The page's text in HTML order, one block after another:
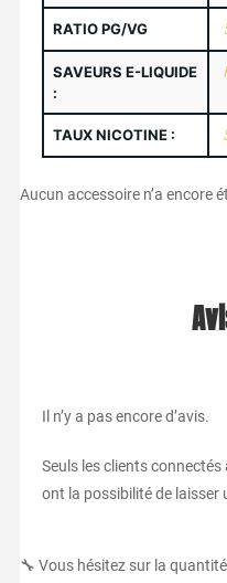
RATIO PG/VG
SAVEURS E-LIQUIDE
:
TAUX NICOTINE :
Aucun accessoire n’a encore
Il n’y a pas encore d’avis.
Seuls les clients
ont la possibilité de laisser
🔧 Vous hésitez sur la